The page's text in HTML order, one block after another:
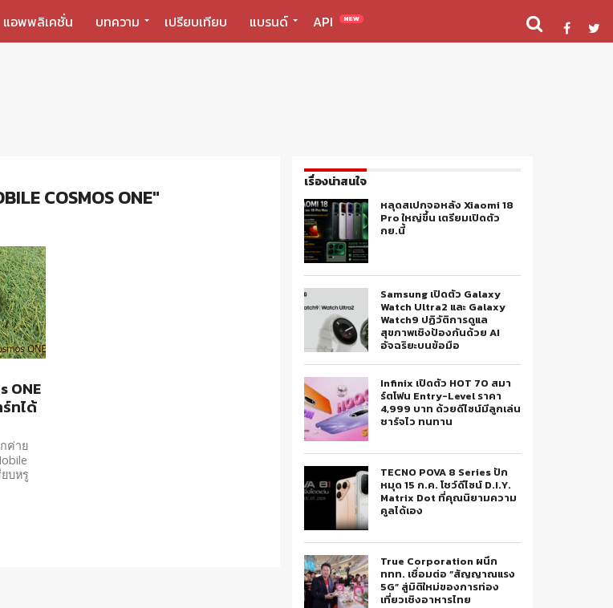
แอพพลิเคชั่น บทความ เปรียบเทียบ แบรนด์ API NEW
COSMOS ONE"
ONE
ทได้
ค่าย
บหรู
เรื่องน่าสนใจ
หลุดสเปกจอหลัง Xiaomi 18
Pro ใหญ่ขึ้น เตรียมเปิดตัว
กย.นี้
Samsung เปิดตัว Galaxy
Watch Ultra2 และ Galaxy
Watch9 ปฏิวัติการดูแล
สุขภาพเชิงป้องกันด้วย AI
อัจฉริยะบนข้อมือ
Infinix เปิดตัว HOT 70 สมา
ร์ตโฟน Entry-Level ราคา
4,999 บาท ด้วยดีไซน์มีลูกเล่น
ชาร์จไว ทนทาน
TECNO POVA 8 Series ปัก
หมุด 15 ก.ค. โชว์ดีไซน์ D.I.Y.
Matrix Dot ที่คุณนิยามความ
คูลได้เอง
True Corporation ผนึก
ททท. เชื่อมต่อ “สัญญาณแรง
5G” สู่มิติใหม่ของการท่อง
เที่ยวเชิงอาหารไทย